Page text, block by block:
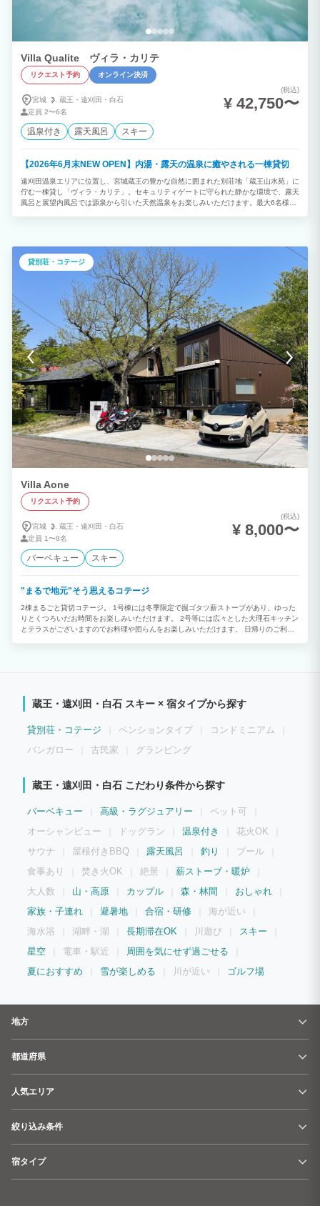
Villa Qualite ヴィラ・カリテ
リクエスト予約 オンライン決済
宮城 蔵王・ 遠刈田・ 白石
定員 2〜6名
(税込)
¥ 42,750〜
温泉付き 露天風呂 スキー
【2026年6月末NEW OPEN】内湯・露天の温泉に癒やされる一棟貸切
遠刈田温泉エリアに位置し、宮城蔵王の豊かな自然に囲まれた別荘地「蔵王山水苑」に
佇む一棟貸し「ヴィラ・カリテ」。セキュリティゲートに守られた静かな環境で、露天
風呂と展望内風呂では源泉から引いた天然温泉をお楽しみいただけます。最大6名様ま
ーラインや蔵王御釜、みやぎ蔵王えぼしリゾート、宮城蔵王キツネ村などへのアクセス
も良く、宮城蔵王観光の拠点として四季折々の滞在をお楽しみいただけます。
貸別荘・コテージ
Villa Aone
リクエスト予約
宮城 蔵王・ 遠刈田・ 白石
定員 1〜8名
(税込)
¥ 8,000〜
バーベキュー スキー
"まるで地元"そう思えるコテージ
2棟まるごと貸切コテージ。 1号棟には冬季限定で掘ゴタツ薪ストーブがあり、ゆった
りとくつろいだお時間をお楽しみいただけます。 2号等には広々とした大理石キッチン
とテラスがございますのでお料理や団らんをお楽しみいただけます。 日帰りのご利用
蔵王・遠刈田・白石 スキー × 宿タイプから探す
貸別荘・コテージ ペンションタイプ
コンドミニアム
バンガロー
古民家 グランピング
蔵王・遠刈田・白石 こだわり条件から探す
バーベキュー 高級・ラグジュアリー
ペット可
オーシャンビュー
ドッグラン 温泉付き
花火OK
サウナ
屋根付きBBQ 露天風呂 釣り
プール
食事あり
焚き火OK 絶景
薪ストーブ・暖炉
大人数
山・高原 カップル 森・林間
おしゃれ
家族・子連れ
避暑地 合宿・研修
海が近い
海水浴
湖畔・湖 長期滞在OK 川遊び
スキー
星空
電車・駅近
周囲を気にせず過ごせる
夏におすすめ
雪が楽しめる 川が近い ゴルフ場
地方
都道府県
人気エリア
絞り込み条件
宿タイプ